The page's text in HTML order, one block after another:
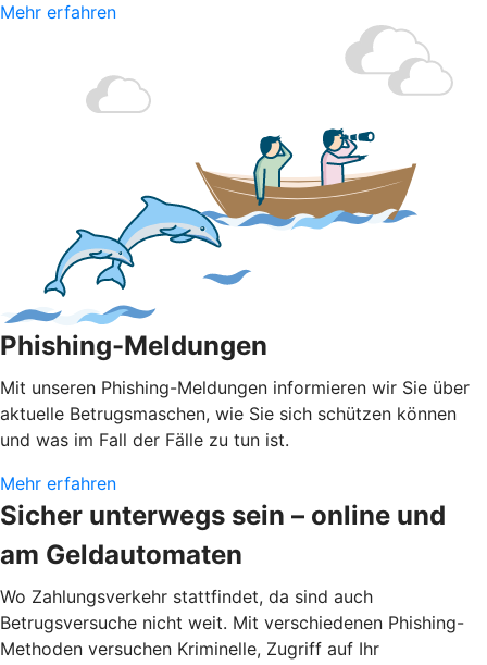
Mehr erfahren
Phishing-Meldungen
Mit unseren Phishing-Meldungen informieren wir Sie über
aktuelle Betrugsmaschen, wie Sie sich schützen können
und was im Fall der Fälle zu tun ist.
Mehr erfahren
Sicher unterwegs sein – online und
am Geldautomaten
Wo Zahlungsverkehr stattfindet, da sind auch
Betrugsversuche nicht weit. Mit verschiedenen Phishing-
Methoden versuchen Kriminelle, Zugriff auf Ihr